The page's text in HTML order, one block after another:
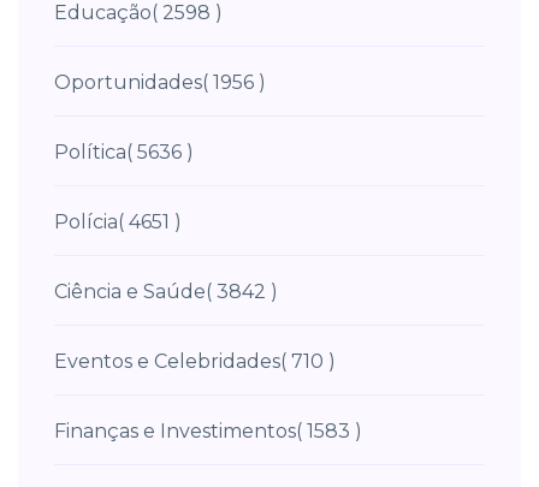
Educação( 2598 )
Oportunidades( 1956 )
Política( 5636 )
Polícia( 4651 )
Ciência e Saúde( 3842 )
Eventos e Celebridades( 710 )
Finanças e Investimentos( 1583 )